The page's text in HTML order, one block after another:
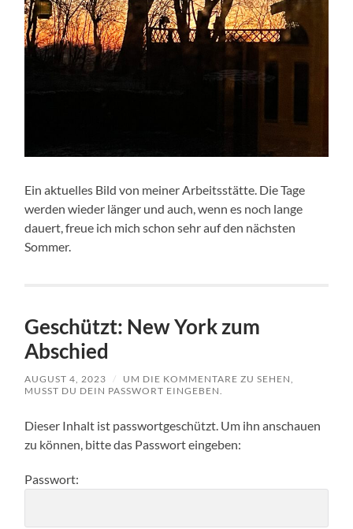
Ein aktuelles Bild von meiner Arbeitsstätte. Die Tage
werden wieder länger und auch, wenn es noch lange
dauert, freue ich mich schon sehr auf den nächsten
Sommer.
Geschützt: New York zum
Abschied
AUGUST 4, 2023 /
UM DIE KOMMENTARE ZU SEHEN,
MUSST DU DEIN PASSWORT EINGEBEN.
Dieser Inhalt ist passwortgeschützt. Um ihn anschauen
zu können, bitte das Passwort eingeben:
Passwort: